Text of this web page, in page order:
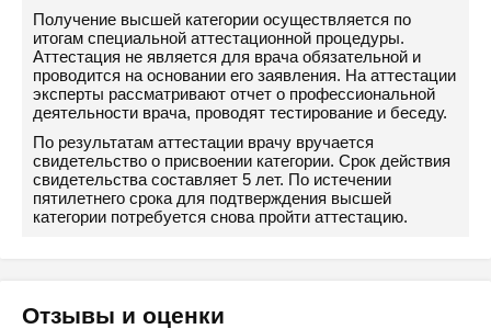
Получение высшей категории осуществляется по
итогам специальной аттестационной процедуры.
Аттестация не является для врача обязательной и
проводится на основании его заявления. На аттестации
эксперты рассматривают отчет о профессиональной
деятельности врача, проводят тестирование и беседу.
По результатам аттестации врачу вручается
свидетельство о присвоении категории. Срок действия
свидетельства составляет 5 лет. По истечении
пятилетнего срока для подтверждения высшей
категории потребуется снова пройти аттестацию.
Отзывы и оценки